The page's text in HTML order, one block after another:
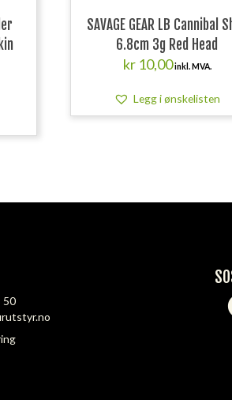
SAVAGE GEAR LB Cannibal
6.8cm 3g Red Head
kr10,00inkl. MVA.
Legg i ønskelisten
50